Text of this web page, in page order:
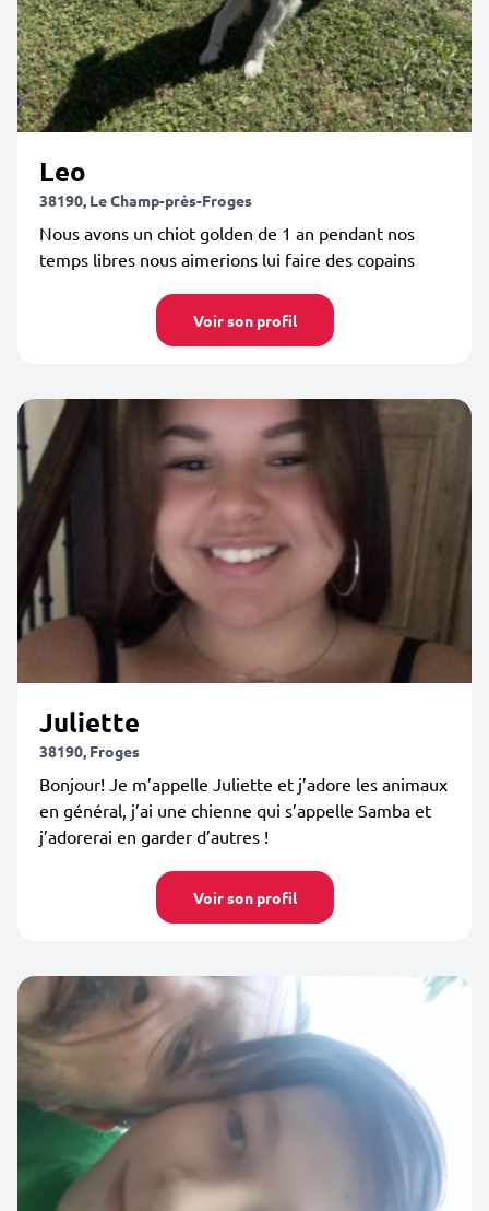
Leo
38190, Le Champ-près-Froges
Nous avons un chiot golden de 1 an pendant nos
temps libres nous aimerions lui faire des copains
Voir son profil
Juliette
38190, Froges
Bonjour! Je m’appelle Juliette et j’adore les animaux
en général, j’ai une chienne qui s’appelle Samba et
j’adorerai en garder d’autres !
Voir son profil